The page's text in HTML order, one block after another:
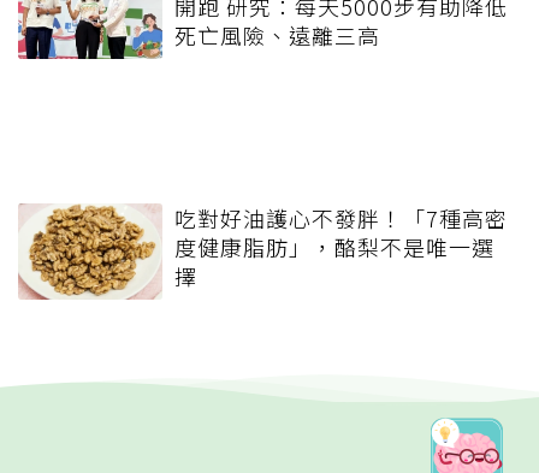
開跑 研究：每天5000步有助降低
死亡風險、遠離三高
吃對好油護心不發胖！「7種高密
度健康脂肪」，酪梨不是唯一選
擇